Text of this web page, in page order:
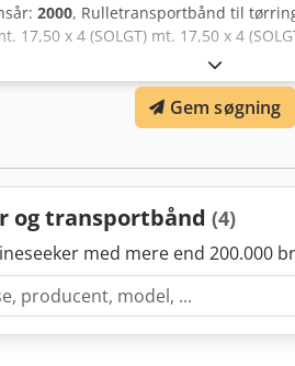
2000, Rulletransportbånd til
17,50 x 4 (SOLGT) mt. 17,50 x 4
Gem søgning
og transportbånd (4)
med mere end 200.000